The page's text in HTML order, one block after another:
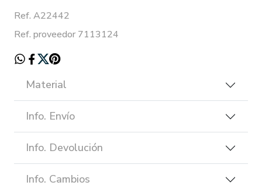
Ref. A22442
Ref. proveedor 7113124
Material
Info. Envío
Info. Devolución
Info. Cambios